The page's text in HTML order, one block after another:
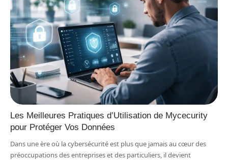
Les Meilleures Pratiques d’Utilisation de Mycecurity
pour Protéger Vos Données
Dans une ère où la cybersécurité est plus que jamais au cœur des
préoccupations des entreprises et des particuliers, il devient